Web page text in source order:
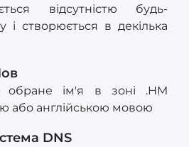
відсутністю будь-
і створюється в декілька
обране ім'я в зоні .HM
або англійською мовою
DNS